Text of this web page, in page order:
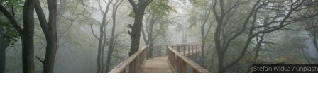
Stefan Widua / unplash